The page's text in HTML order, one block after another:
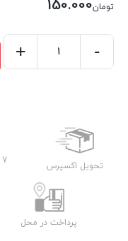
تومان150.000
فعلی:
تومان150.000.
-
+
تحویل اکسپرس
پرداخت در محل